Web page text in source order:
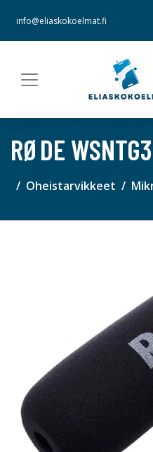
info@eliaskokoelmat.fi
RØDE
Oheistarvikkeet